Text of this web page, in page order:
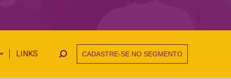
LINKS Search:CADASTRE-SE NO SEGMENTO